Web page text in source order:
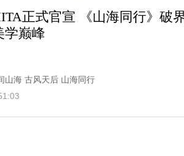
正式官宣 《山海同行》
学巅峰
山海 古风天后 山海同行